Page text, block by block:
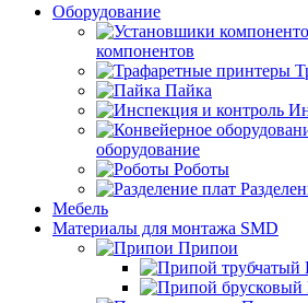
Оборудование
компонентов
Пайка
оборудование
Роботы
Мебель
Материалы для монтажа SMD
Припои